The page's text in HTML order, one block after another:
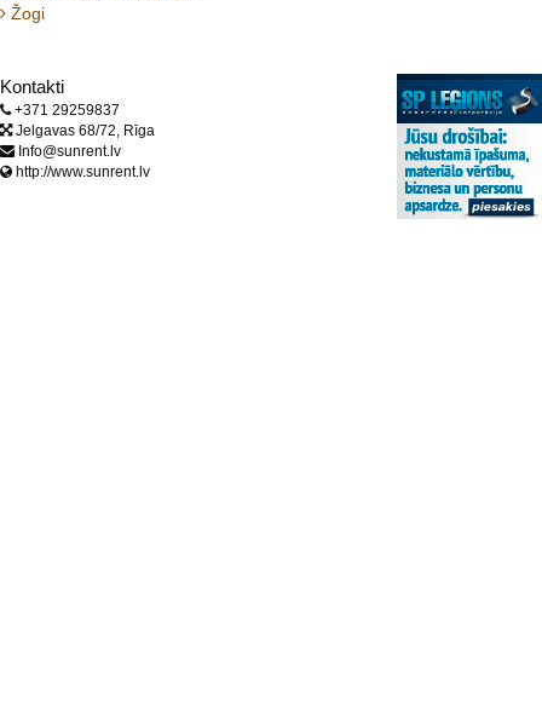
Žogi
Kontakti
+371 29259837
Jelgavas 68/72, Rīga
Info@sunrent.lv
http://www.sunrent.lv